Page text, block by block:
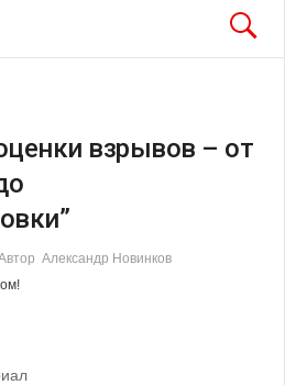
взрывов – от
Александр Новинков